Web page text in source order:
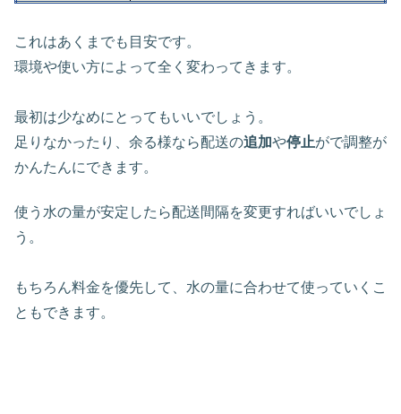
これはあくまでも目安です。
環境や使い方によって全く変わってきます。
最初は少なめにとってもいいでしょう。
足りなかったり、余る様なら配送の追加や停止がで調整が
かんたんにできます。
使う水の量が安定したら配送間隔を変更すればいいでしょ
う。
もちろん料金を優先して、水の量に合わせて使っていくこ
ともできます。